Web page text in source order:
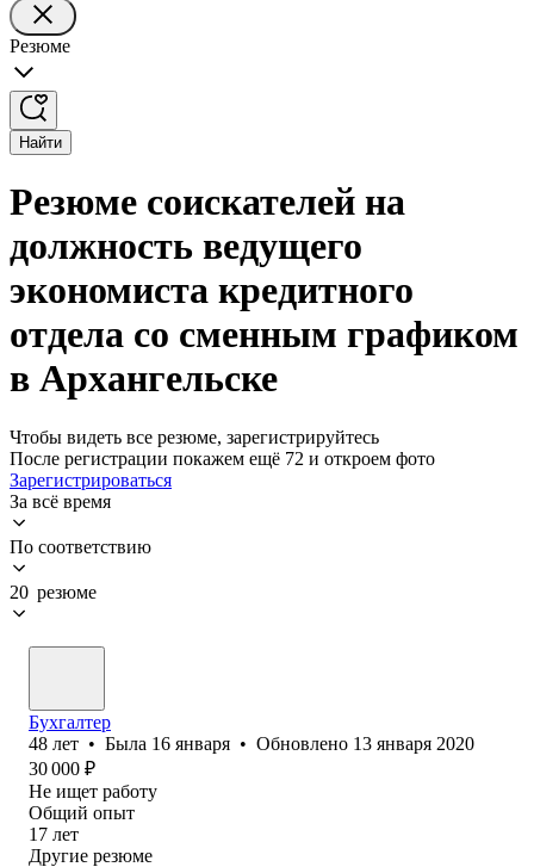
Резюме
Найти
Резюме соискателей на
должность ведущего
экономиста кредитного
отдела со сменным графиком
в Архангельске
Чтобы видеть все резюме, зарегистрируйтесь
После регистрации покажем ещё 72 и откроем фото
Зарегистрироваться
За всё время
По соответствию
20 резюме
Бухгалтер
48 лет • Была 16 января • Обновлено 13 января 2020
30 000 ₽
Не ищет работу
Общий опыт
17 лет
Другие резюме